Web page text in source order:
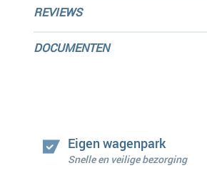
REVIEWS
DOCUMENTEN
Eigen wagenpark
Snelle en veilige bezorging